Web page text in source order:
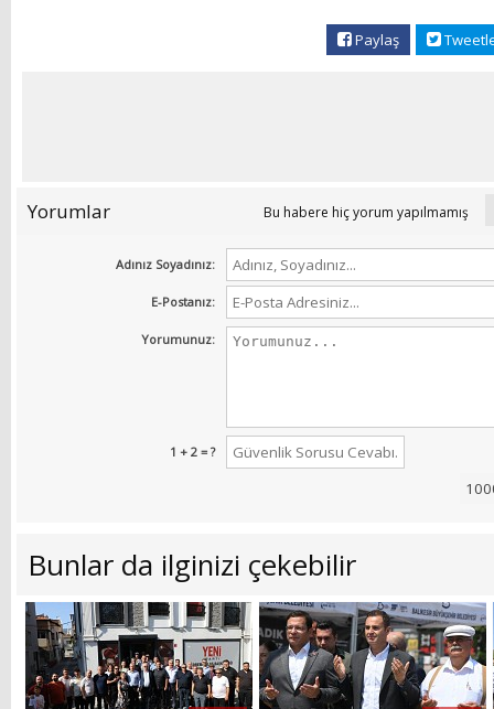
Paylaş
Yorumlar Bu habere hiç yorum yapılmamış
Adınız Soyadınız:
E-Postanız:
Yorumunuz:
1 + 2 = ?
Bunlar da ilginizi çekebilir